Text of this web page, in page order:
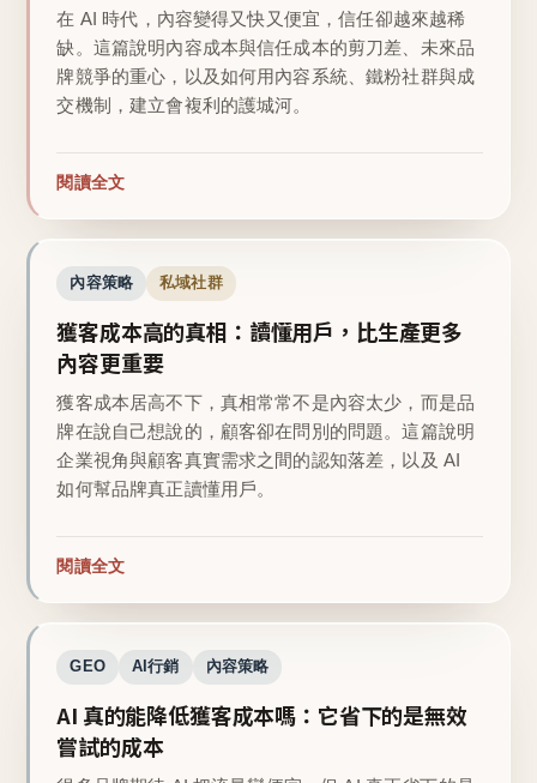
在 AI 時代，內容變得又快又便宜，信任卻越來越稀
缺。這篇說明內容成本與信任成本的剪刀差、未來品
牌競爭的重心，以及如何用內容系統、鐵粉社群與成
交機制，建立會複利的護城河。
閱讀全文
內容策略 私域社群
獲客成本高的真相：讀懂用戶，比生產更多
內容更重要
獲客成本居高不下，真相常常不是內容太少，而是品
牌在說自己想說的，顧客卻在問別的問題。這篇說明
企業視角與顧客真實需求之間的認知落差，以及 AI
如何幫品牌真正讀懂用戶。
閱讀全文
GEO AI行銷 內容策略
AI 真的能降低獲客成本嗎：它省下的是無效
嘗試的成本